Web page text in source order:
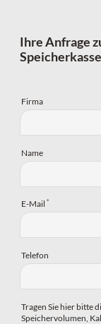
Ihre Anfrage
Firma
Name
E-Mail *
Telefon
Tragen Sie hier bitte
Speichervolumen,